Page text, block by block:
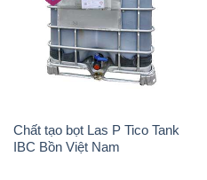
Chất tạo bọt Las P Tico Tank
IBC Bồn Việt Nam